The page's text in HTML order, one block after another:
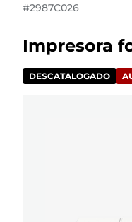
#2987C026
Impresora
DESCATALOGADO